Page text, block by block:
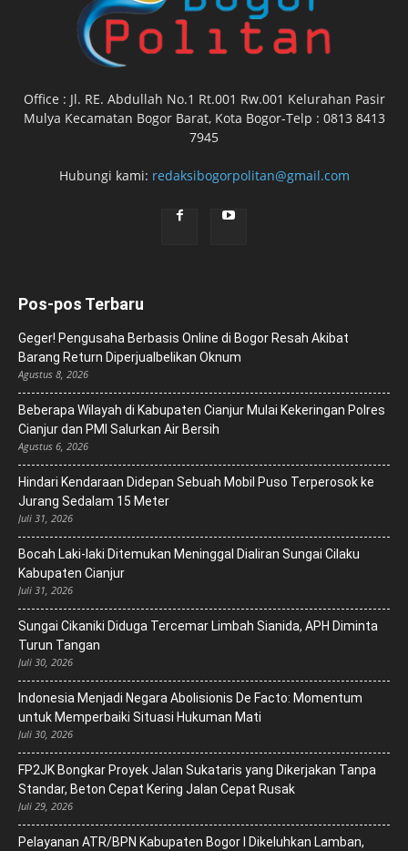
Office : Jl. RE. Abdullah No.1 Rt.001 Rw.001 Kelurahan Pasir
Mulya Kecamatan Bogor Barat, Kota Bogor-Telp : 0813 8413
7945
Hubungi kami: redaksibogorpolitan@gmail.com
Pos-pos Terbaru
Geger! Pengusaha Berbasis Online di Bogor Resah Akibat
Barang Return Diperjualbelikan Oknum
Agustus 8, 2026
Beberapa Wilayah di Kabupaten Cianjur Mulai Kekeringan Polres
Cianjur dan PMI Salurkan Air Bersih
Agustus 6, 2026
Hindari Kendaraan Didepan Sebuah Mobil Puso Terperosok ke
Jurang Sedalam 15 Meter
Juli 31, 2026
Bocah Laki-laki Ditemukan Meninggal Dialiran Sungai Cilaku
Kabupaten Cianjur
Juli 31, 2026
Sungai Cikaniki Diduga Tercemar Limbah Sianida, APH Diminta
Turun Tangan
Juli 30, 2026
‎Indonesia Menjadi Negara Abolisionis De Facto: Momentum
untuk Memperbaiki Situasi Hukuman Mati
Juli 30, 2026
FP2JK Bongkar Proyek Jalan Sukataris yang Dikerjakan Tanpa
Standar, Beton Cepat Kering Jalan Cepat Rusak
Juli 29, 2026
Pelayanan ATR/BPN Kabupaten Bogor I Dikeluhkan Lamban,